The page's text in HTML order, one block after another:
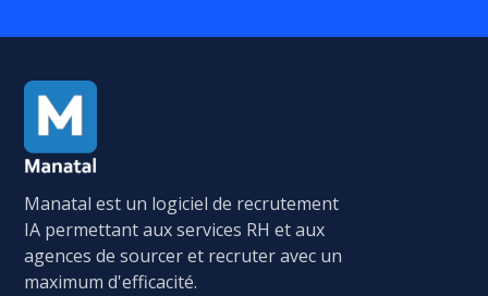
Manatal est un logiciel de recrutement
IA permettant aux services RH et aux
agences de sourcer et recruter avec un
maximum d'efficacité.